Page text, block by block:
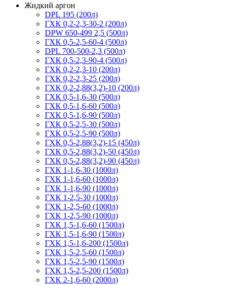
Жидкий аргон
DPL 195 (200л)
ГХК 0,2-2,3-30-2 (200л)
DPW 650-499 2,5 (500л)
ГХК 0,5-2,5-60-4 (500л)
DPL 700-500-2,3 (500л)
ГХК 0,5-2,3-90-4 (500л)
ГХК 0,2-2,3-10 (200л)
ГХК 0,2-2,3-25 (200л)
ГХК 0,2-2,88(3,2)-10 (200л)
ГХК 0,5-1,6-30 (500л)
ГХК 0,5-1,6-60 (500л)
ГХК 0,5-1,6-90 (500л)
ГХК 0,5-2,5-30 (500л)
ГХК 0,5-2,5-90 (500л)
ГХК 0,5-2,88(3,2)-15 (450л)
ГХК 0,5-2,88(3,2)-50 (450л)
ГХК 0,5-2,88(3,2)-90 (450л)
ГХК 1-1,6-30 (1000л)
ГХК 1-1,6-60 (1000л)
ГХК 1-1,6-90 (1000л)
ГХК 1-2,5-30 (1000л)
ГХК 1-2,5-60 (1000л)
ГХК 1-2,5-90 (1000л)
ГХК 1,5-1,6-60 (1500л)
ГХК 1,5-1,6-90 (1500л)
ГХК 1,5-1,6-200 (1500л)
ГХК 1,5-2,5-60 (1500л)
ГХК 1,5-2,5-90 (1500л)
ГХК 1,5-2,5-200 (1500л)
ГХК 2-1,6-60 (2000л)